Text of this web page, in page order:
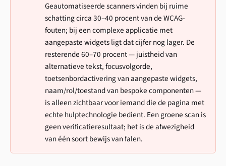
Geautomatiseerde scanners vinden bij ruime
schatting circa 30–40 procent van de WCAG-
fouten; bij een complexe applicatie met
aangepaste widgets ligt dat cijfer nog lager. De
resterende 60–70 procent — juistheid van
alternatieve tekst, focusvolgorde,
toetsenbordactivering van aangepaste widgets,
naam/rol/toestand van bespoke componenten —
is alleen zichtbaar voor iemand die de pagina met
echte hulptechnologie bedient. Een groene scan is
geen verificatieresultaat; het is de afwezigheid
van één soort bewijs van falen.